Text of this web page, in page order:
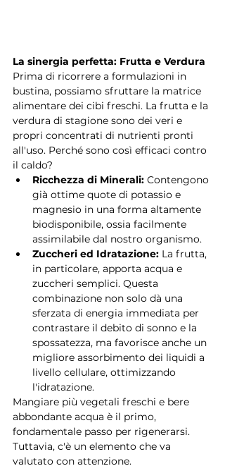
La sinergia perfetta: Frutta e Verdura
Prima di ricorrere a formulazioni in
bustina, possiamo sfruttare la matrice
alimentare dei cibi freschi. La frutta e la
verdura di stagione sono dei veri e
propri concentrati di nutrienti pronti
all'uso. Perché sono così efficaci contro
il caldo?
Ricchezza di Minerali: Contengono
già ottime quote di potassio e
magnesio in una forma altamente
biodisponibile, ossia facilmente
assimilabile dal nostro organismo.
Zuccheri ed Idratazione: La frutta,
in particolare, apporta acqua e
zuccheri semplici. Questa
combinazione non solo dà una
sferzata di energia immediata per
contrastare il debito di sonno e la
spossatezza, ma favorisce anche un
migliore assorbimento dei liquidi a
livello cellulare, ottimizzando
l'idratazione.
Mangiare più vegetali freschi e bere
abbondante acqua è il primo,
fondamentale passo per rigenerarsi.
Tuttavia, c'è un elemento che va
valutato con attenzione.